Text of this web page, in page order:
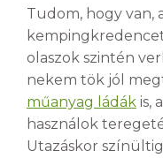
Tudom, hogy van,
olaszok szintén
nekem tök jól
műanyag ládák is,
használok
Utazáskor